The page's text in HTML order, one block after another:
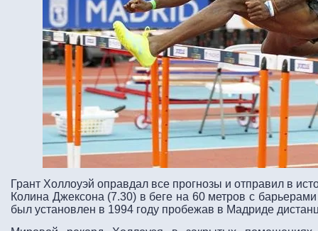
Грант Холлоуэй оправдал все прогнозы и отправил в
Колина Джексона (7.30) в беге на 60 метров с
был установлен в 1994 году пробежав в Мадриде